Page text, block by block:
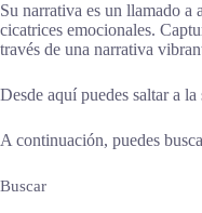
Su narrativa es un llamado a
cicatrices emocionales.
través de una narrativa
Desde aquí puedes saltar a la
A continuación, puedes
Buscar